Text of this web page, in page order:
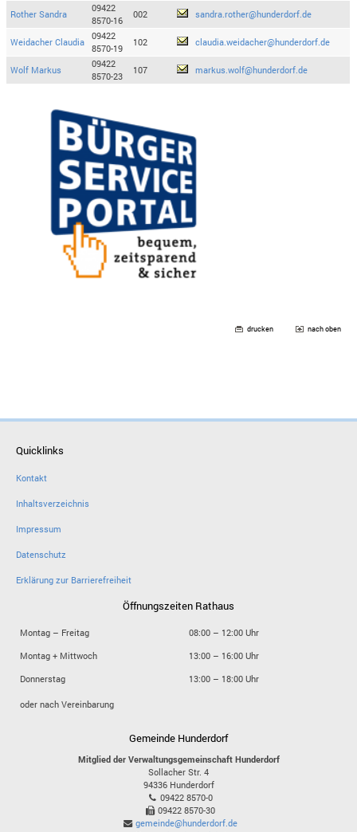
Rother Sandra
09422
8570-16
002 sandra.rother@hunderdorf.de
Weidacher Claudia
09422
8570-19
102 claudia.weidacher@hunderdorf.de
Wolf Markus
09422
8570-23
107 markus.wolf@hunderdorf.de
drucken nach oben
Quicklinks
Kontakt
Inhaltsverzeichnis
Impressum
Datenschutz
Erklärung zur Barrierefreiheit
Öffnungszeiten Rathaus
Montag – Freitag
08:00 – 12:00 Uhr
Montag + Mittwoch
13:00 – 16:00 Uhr
Donnerstag
13:00 – 18:00 Uhr
oder nach Vereinbarung
Gemeinde Hunderdorf
Mitglied der Verwaltungsgemeinschaft Hunderdorf
Sollacher Str. 4
94336 Hunderdorf
09422 8570-0
09422 8570-30
gemeinde@hunderdorf.de